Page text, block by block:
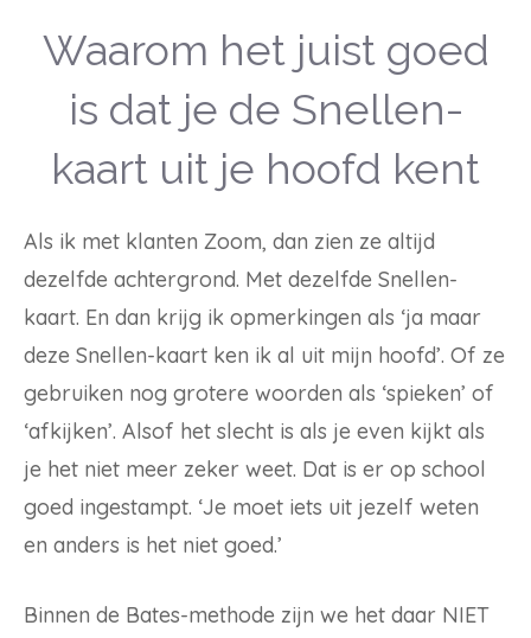
Waarom het juist goed
is dat je de Snellen-
kaart uit je hoofd kent
Als ik met klanten Zoom, dan zien ze altijd
dezelfde achtergrond. Met dezelfde Snellen-
kaart. En dan krijg ik opmerkingen als ‘ja maar
deze Snellen-kaart ken ik al uit mijn hoofd’. Of ze
gebruiken nog grotere woorden als ‘spieken’ of
‘afkijken’. Alsof het slecht is als je even kijkt als
je het niet meer zeker weet. Dat is er op school
goed ingestampt. ‘Je moet iets uit jezelf weten
en anders is het niet goed.’
Binnen de Bates-methode zijn we het daar NIET